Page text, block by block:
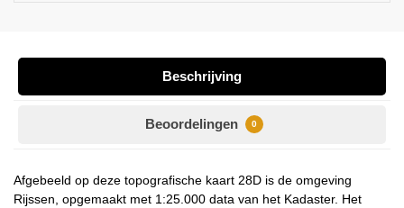
Beschrijving
Beoordelingen 0
Afgebeeld op deze topografische kaart 28D is de omgeving
Rijssen, opgemaakt met 1:25.000 data van het Kadaster. Het